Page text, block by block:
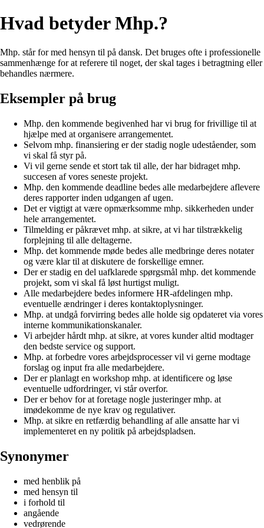
Hvad betyder Mhp.?
Mhp. står for med hensyn til på dansk. Det bruges ofte i professionelle
sammenhænge for at referere til noget, der skal tages i betragtning eller
behandles nærmere.
Eksempler på brug
Mhp. den kommende begivenhed har vi brug for frivillige til at
hjælpe med at organisere arrangementet.
Selvom mhp. finansiering er der stadig nogle udeståender, som
vi skal få styr på.
Vi vil gerne sende et stort tak til alle, der har bidraget mhp.
succesen af vores seneste projekt.
Mhp. den kommende deadline bedes alle medarbejdere aflevere
deres rapporter inden udgangen af ugen.
Det er vigtigt at være opmærksomme mhp. sikkerheden under
hele arrangementet.
Tilmelding er påkrævet mhp. at sikre, at vi har tilstrækkelig
forplejning til alle deltagerne.
Mhp. det kommende møde bedes alle medbringe deres notater
og være klar til at diskutere de forskellige emner.
Der er stadig en del uafklarede spørgsmål mhp. det kommende
projekt, som vi skal få løst hurtigst muligt.
Alle medarbejdere bedes informere HR-afdelingen mhp.
eventuelle ændringer i deres kontaktoplysninger.
Mhp. at undgå forvirring bedes alle holde sig opdateret via vores
interne kommunikationskanaler.
Vi arbejder hårdt mhp. at sikre, at vores kunder altid modtager
den bedste service og support.
Mhp. at forbedre vores arbejdsprocesser vil vi gerne modtage
forslag og input fra alle medarbejdere.
Der er planlagt en workshop mhp. at identificere og løse
eventuelle udfordringer, vi står overfor.
Der er behov for at foretage nogle justeringer mhp. at
imødekomme de nye krav og regulativer.
Mhp. at sikre en retfærdig behandling af alle ansatte har vi
implementeret en ny politik på arbejdspladsen.
Synonymer
med henblik på
med hensyn til
i forhold til
angående
vedrørende